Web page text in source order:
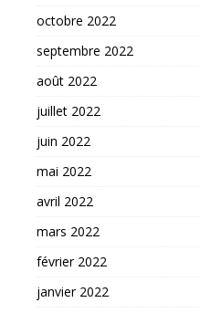
octobre 2022
septembre 2022
août 2022
juillet 2022
juin 2022
mai 2022
avril 2022
mars 2022
février 2022
janvier 2022